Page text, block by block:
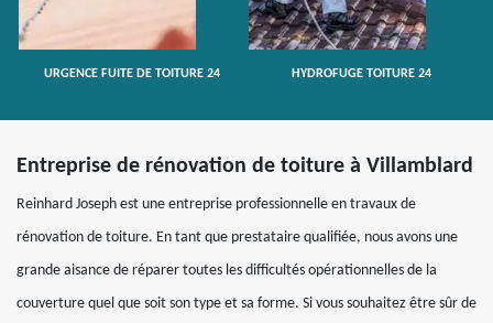
URGENCE FUITE DE TOITURE 24 HYDROFUGE TOITURE 24
Entreprise de rénovation de toiture à Villamblard
Reinhard Joseph est une entreprise professionnelle en travaux de
rénovation de toiture. En tant que prestataire qualifiée, nous avons une
grande aisance de réparer toutes les difficultés opérationnelles de la
couverture quel que soit son type et sa forme. Si vous souhaitez être sûr de